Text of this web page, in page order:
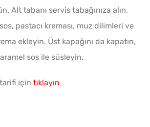
Alt tabanı servis tabağınıza alın,
pastacı kreması, muz dilimleri ve
ekleyin. Üst kapağını da kapatın,
sos ile süsleyin.
için tıklayın